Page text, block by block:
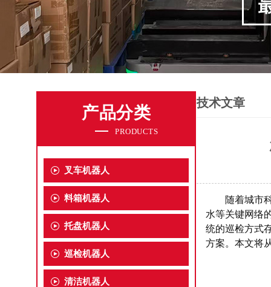
产品分类
PRODUCTS
叉车机器人
料箱机器人
托盘机器人
巡检机器人
清洁机器人
技术文章
随着城市
水等关键网络
统的巡检方式
方案。本文将